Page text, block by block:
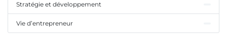
Stratégie et développement
Vie d’entrepreneur